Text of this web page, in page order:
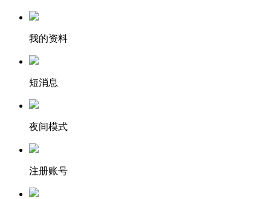
我的资料
短消息
夜间模式
注册账号